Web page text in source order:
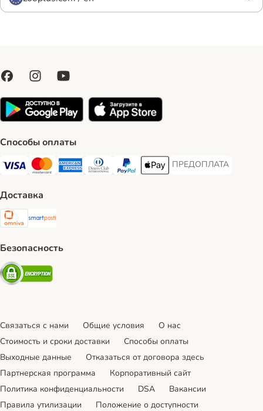
Способы оплаты
Visa Payment Method
Mastercard Payment Method
American Express Payment Method
Diners Club Payment Method
PayPal Payment Method
Apple Pay Payment Method
ПРЕДОПЛАТА
ПРЕДОПЛАТА
Доставка
Omniva Shipping Method
SmartPosti Shipping Method
Безопасность
Security
Связаться с нами Общие условия
О нас
Стоимость и сроки доставки
Cпособы оплаты
Выходные данные
Отказаться от договора здесь
Партнерская программа
Корпоративный сайт
Политика конфиденциальности
DSA
Вакансии
Правила утилизации
Положение о доступности